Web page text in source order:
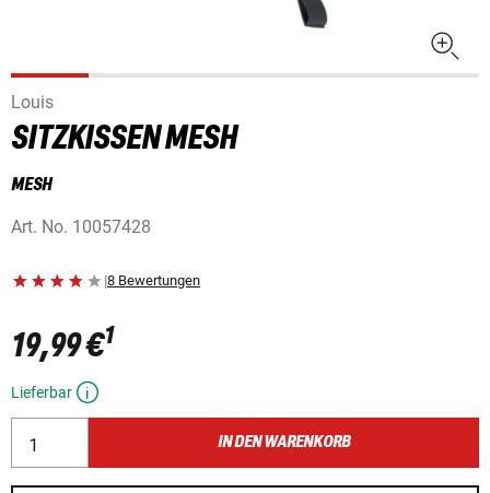
Louis
SITZKISSEN MESH
MESH
Art. No. 10057428
|8 Bewertungen
19,99 €1
Lieferbar
IN DEN WARENKORB